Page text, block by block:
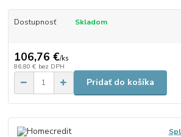
Dostupnosť Skladom
106,76 €/ks
86,80 € bez DPH
Pridať do košíka